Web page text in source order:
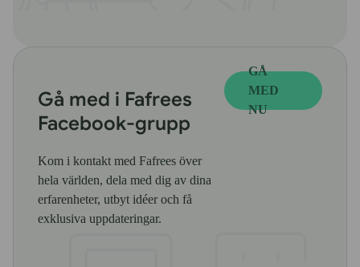
Gå med i Fafrees
Facebook-grupp
Kom i kontakt med Fafrees över
hela världen, dela med dig av dina
erfarenheter, utbyt idéer och få
exklusiva uppdateringar.
GÅ
MED
NU